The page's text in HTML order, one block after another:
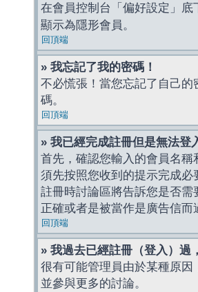
在會員控制台「偏好設定」底
顯示為隱形會員。
回頂端
» 我忘記了我的密碼！
不必慌張！當您忘記了自己
碼。
回頂端
» 我已經完成註冊但是無法登
首先，確認您輸入的會員名
須先按照您收到的提示完成
註冊時討論區將告訴您是否
正確或者是被當作是廣告信而
回頂端
» 我過去已經註冊（登入）過
很有可能管理員由於某種原
並參與更多的討論。